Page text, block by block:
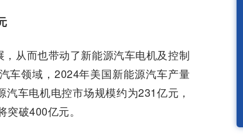
从而也带动了新能源汽车电机及控制
车领域，2024年美国新能源汽车产量
车电机电控市场规模约为231亿元，
破400亿元。